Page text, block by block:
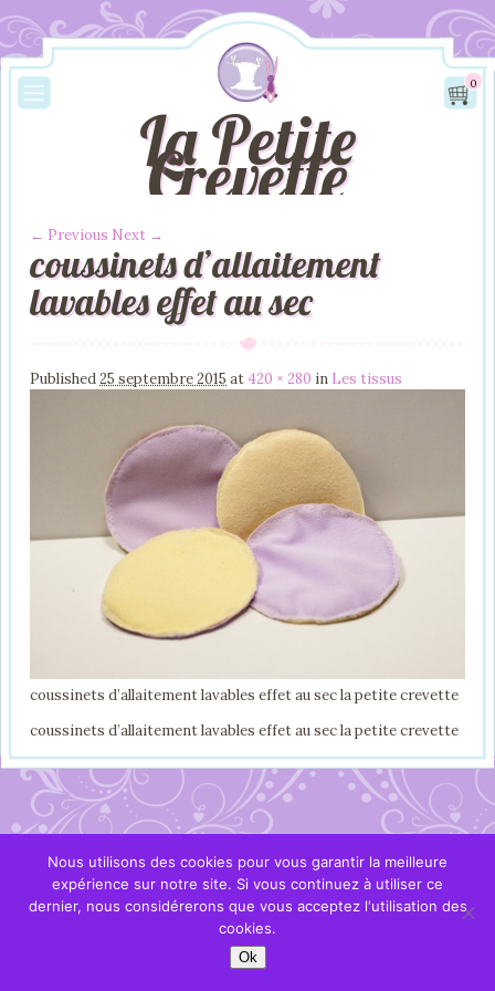
La Petite
Crevette
0
Image navigation
← Previous Next →
coussinets d’allaitement
lavables effet au sec
Published25 septembre 2015 at420 × 280 in Les tissus
coussinets d’allaitement lavables effet au sec la petite crevette
coussinets d’allaitement lavables effet au sec la petite crevette
Nous utilisons des cookies pour vous garantir la meilleure
expérience sur notre site. Si vous continuez à utiliser ce
dernier, nous considérerons que vous acceptez l'utilisation des
cookies.
Ok